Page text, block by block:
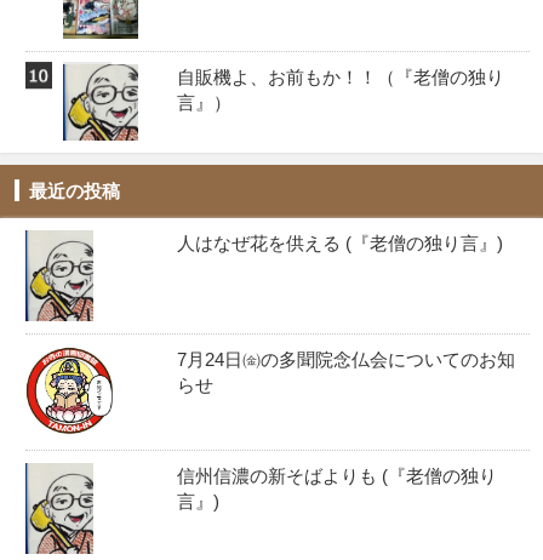
自販機よ、お前もか！！️（『老僧の独り
言』）
最近の投稿
人はなぜ花を供える (『老僧の独り言』)
7月24日㈮の多聞院念仏会についてのお知
らせ
信州信濃の新そばよりも (『老僧の独り
言』)